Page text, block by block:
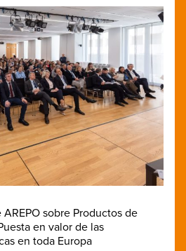
sobre Productos de
en valor de las
en toda Europa